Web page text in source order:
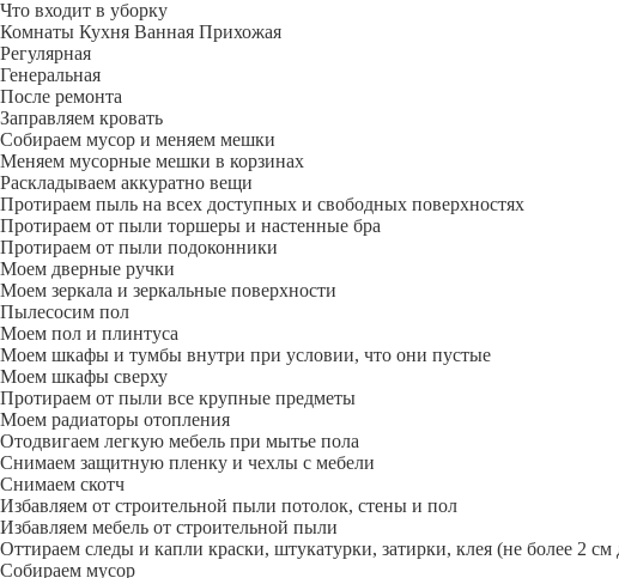
Что входит в уборку
Регу­лярная
Гене­ральная
После ремонта
Заправляем кровать
Собираем мусор и меняем мешки
Меняем мусорные мешки в корзинах
Раскладываем аккуратно вещи
Протираем пыль на всех доступных и свободных поверхностях
Протираем от пыли торшеры и настенные бра
Протираем от пыли подоконники
Моем дверные ручки
Моем зеркала и зеркальные поверхности
Пылесосим пол
Моем пол и плинтуса
Моем шкафы и тумбы внутри при условии, что они пустые
Моем шкафы сверху
Протираем от пыли все крупные предметы
Моем радиаторы отопления
Отодвигаем легкую мебель при мытье пола
Снимаем защитную пленку и чехлы с мебели
Снимаем скотч
Избавляем от строительной пыли потолок, стены и пол
Избавляем мебель от строительной пыли
Оттираем следы и капли краски, штукатурки, затирки, клея (не более 2
Собираем мусор